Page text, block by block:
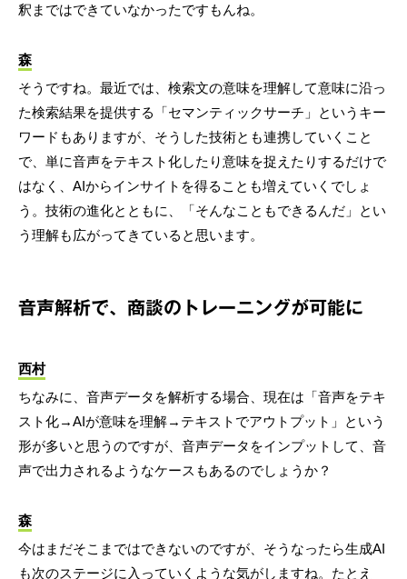
釈まではできていなかったですもんね。
森
そうですね。最近では、検索文の意味を理解して意味に沿っ
た検索結果を提供する「セマンティックサーチ」というキー
ワードもありますが、そうした技術とも連携していくこと
で、単に音声をテキスト化したり意味を捉えたりするだけで
はなく、AIからインサイトを得ることも増えていくでしょ
う。技術の進化とともに、「そんなこともできるんだ」とい
う理解も広がってきていると思います。
音声解析で、商談のトレーニングが可能に
西村
ちなみに、音声データを解析する場合、現在は「音声をテキ
スト化→AIが意味を理解→テキストでアウトプット」という
形が多いと思うのですが、音声データをインプットして、音
声で出力されるようなケースもあるのでしょうか？
森
今はまだそこまではできないのですが、そうなったら生成AI
も次のステージに入っていくような気がしますね。たとえ